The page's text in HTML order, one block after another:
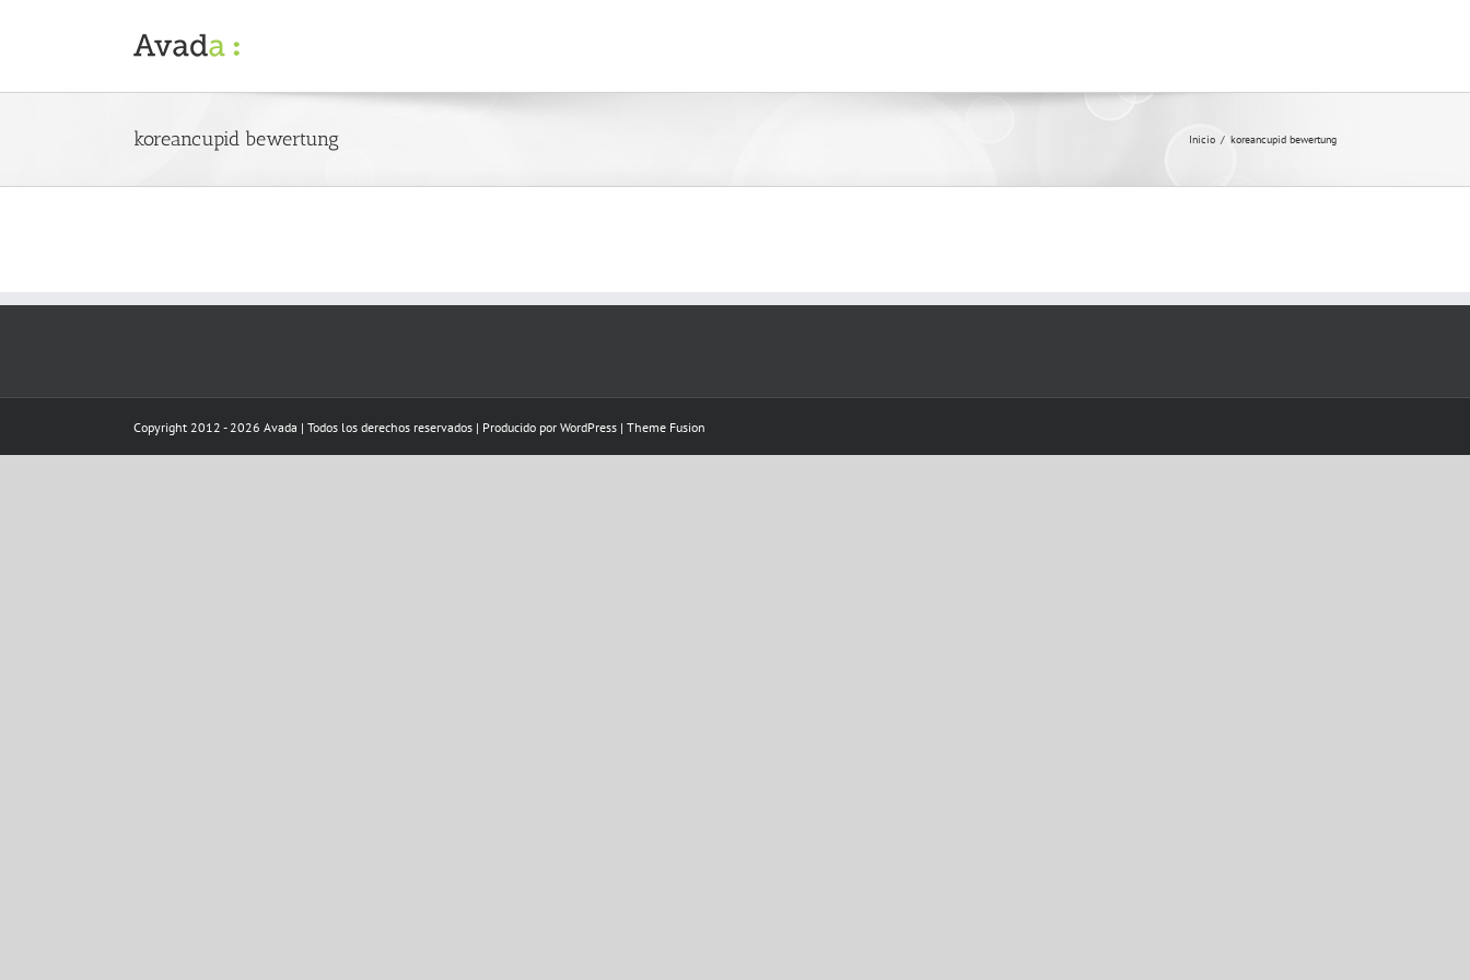
koreancupid bewertung Inicio / koreancupid bewertung
Copyright 2012 - 2026 Avada | Todos los derechos reservados | Producido por WordPress | Theme Fusion